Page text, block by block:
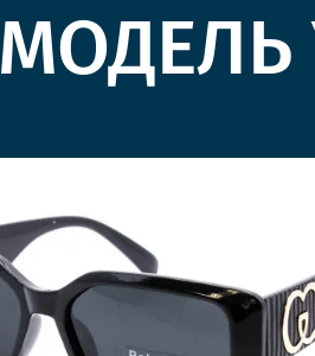
МОДЕЛЬ